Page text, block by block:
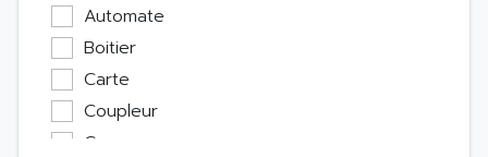
Automate
Boitier
Carte
Coupleur
Cpu